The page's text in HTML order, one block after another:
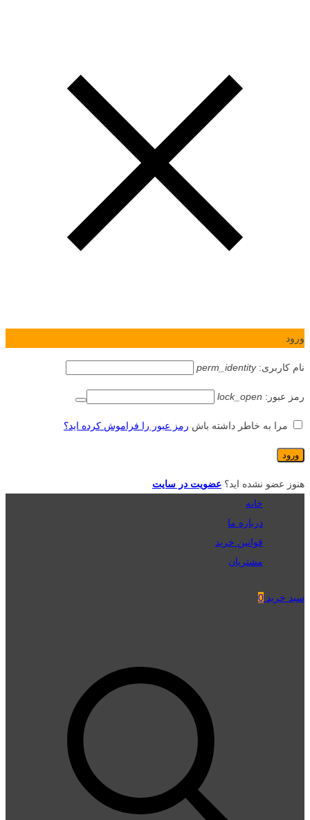
ورود
نام کاربری:perm_identity
رمز عبور: lock_open
مرا به خاطر داشته باش رمز عبور را فراموش کرده اید؟
هنوز عضو نشده اید؟ عضویت در سایت
خانه
درباره ما
قوانین خرید
مشتریان
سبد خرید 0